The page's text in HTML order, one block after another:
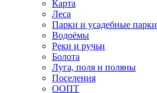
Карта
Леса
Парки и усадебные парки
Водоёмы
Реки и ручьи
Болота
Луга, поля и поляны
Поселения
ООПТ